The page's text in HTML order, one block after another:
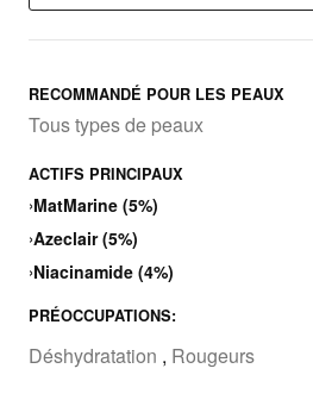
RECOMMANDÉ POUR LES PEAUX
Tous types de peaux
ACTIFS PRINCIPAUX
›MatMarine (5%)
›Azeclair (5%)
›Niacinamide (4%)
PRÉOCCUPATIONS:
Déshydratation , Rougeurs